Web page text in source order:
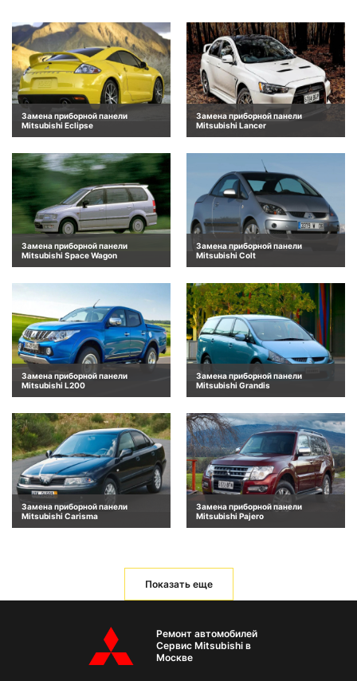
Замена приборной панели
Mitsubishi Eclipse
Замена приборной панели
Mitsubishi Lancer
Замена приборной панели
Mitsubishi Space Wagon
Замена приборной панели
Mitsubishi Colt
Замена приборной панели
Mitsubishi L200
Замена приборной панели
Mitsubishi Grandis
Замена приборной панели
Mitsubishi Carisma
Замена приборной панели
Mitsubishi Pajero
Показать еще
Ремонт автомобилей
Сервис Mitsubishi в
Москве